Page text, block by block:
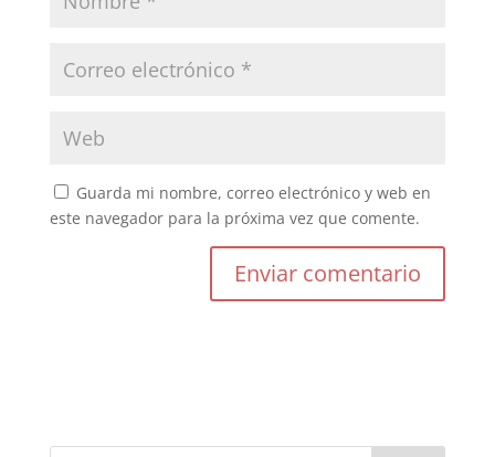
Guarda mi nombre, correo electrónico y web en
este navegador para la próxima vez que comente.